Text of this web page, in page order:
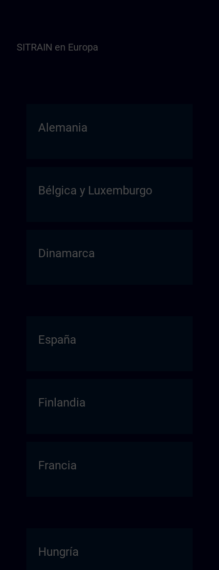
SITRAIN en Europa
Alemania
Bélgica y Luxemburgo
Dinamarca
España
Finlandia
Francia
Hungría